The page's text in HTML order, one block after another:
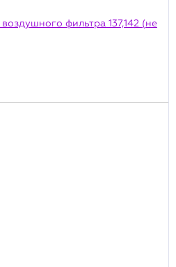
фильтра 137,142 (не